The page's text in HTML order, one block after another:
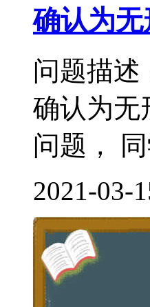
确认为
问题描述
确认为无
问题，
2021-03-